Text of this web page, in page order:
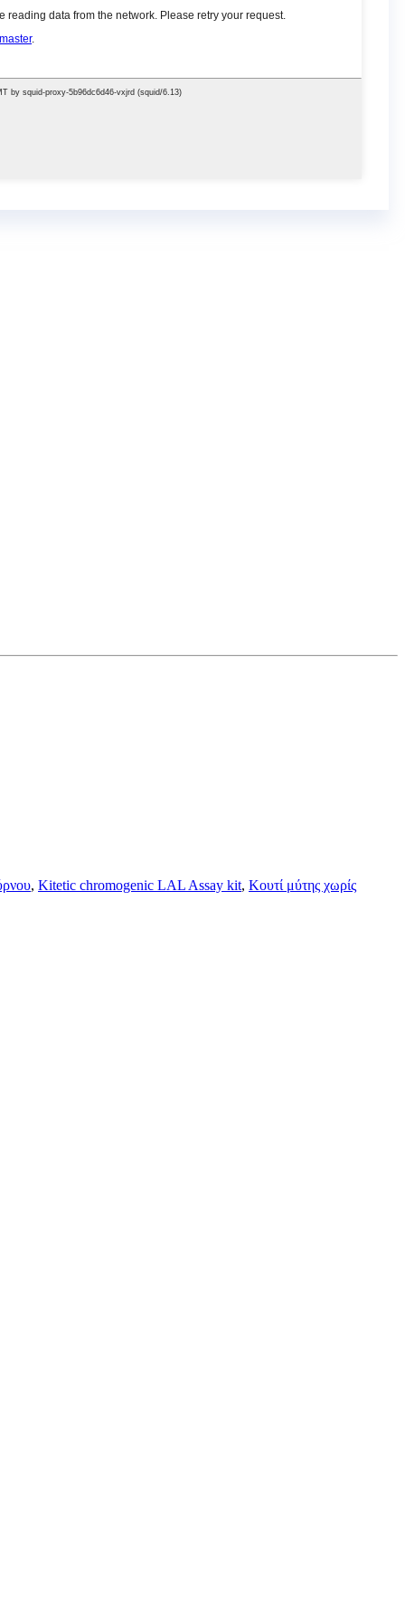
, Kitetic chromogenic LAL Assay kit, Κουτί μύτης χωρίς